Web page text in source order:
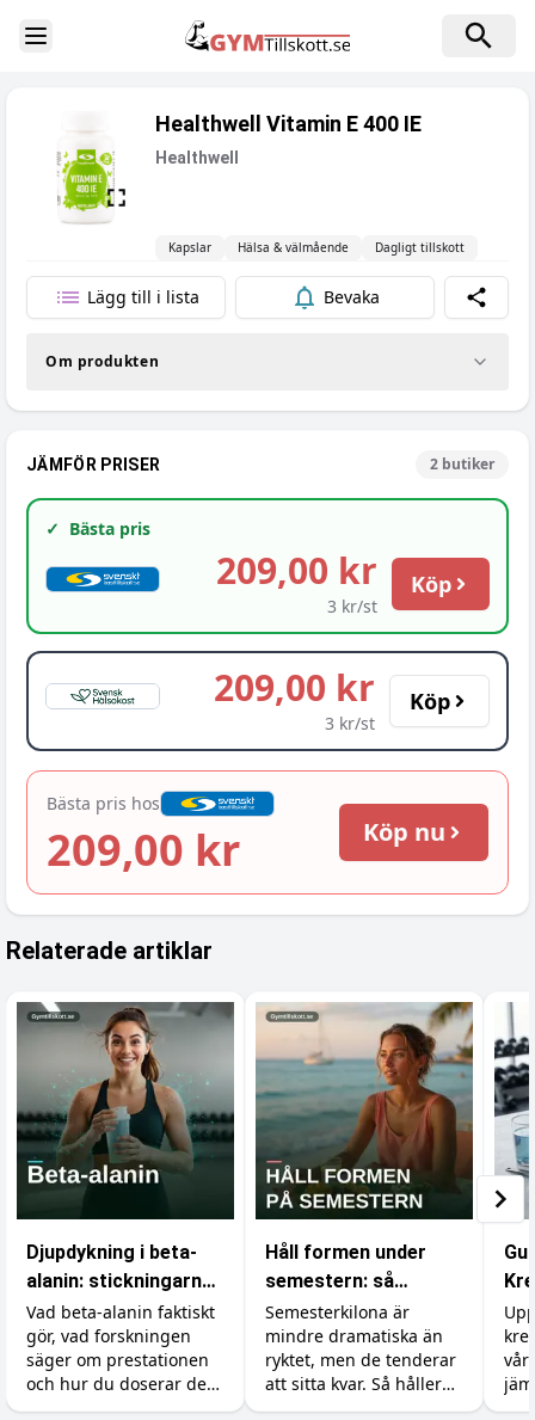
Toggle Sidebar
Healthwell Vitamin E 400 IE
Healthwell
Kapslar Hälsa & välmående Dagligt tillskott
Lägg till i lista Bevaka Dela
Om produkten
JÄMFÖR PRISER 2 butiker
✓ Bästa pris
209,00 kr
3 kr/st
Köp
209,00 kr
3 kr/st
Köp
Bästa pris hos
209,00 kr Köp nu
Relaterade artiklar
Djupdykning i beta-
alanin: stickningarna,
karnosinet och
effekten
Vad beta-alanin faktiskt
gör, vad forskningen
säger om prestationen
och hur du doserar det
rätt (inklusive varför du
Håll formen under
semestern: så
undviker du att lägga
på dig fett
Semesterkilona är
mindre dramatiska än
ryktet, men de tenderar
att sitta kvar. Så håller
du formen utan att
du
vår